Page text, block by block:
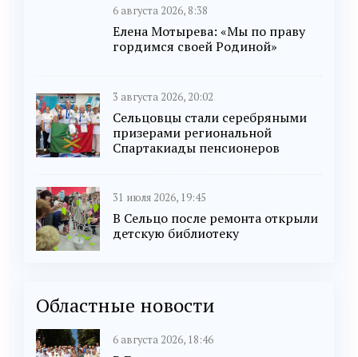
6 августа 2026, 8:38
Елена Мотырева: «Мы по праву
гордимся своей Родиной»
3 августа 2026, 20:02
Сельцовцы стали серебряными
призерами региональной
Спартакиады пенсионеров
31 июля 2026, 19:45
В Сельцо после ремонта открыли
детскую библиотеку
Областные новости
6 августа 2026, 18:46